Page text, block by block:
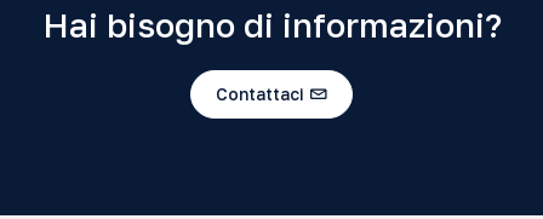
Hai bisogno di informazioni?
Contattaci